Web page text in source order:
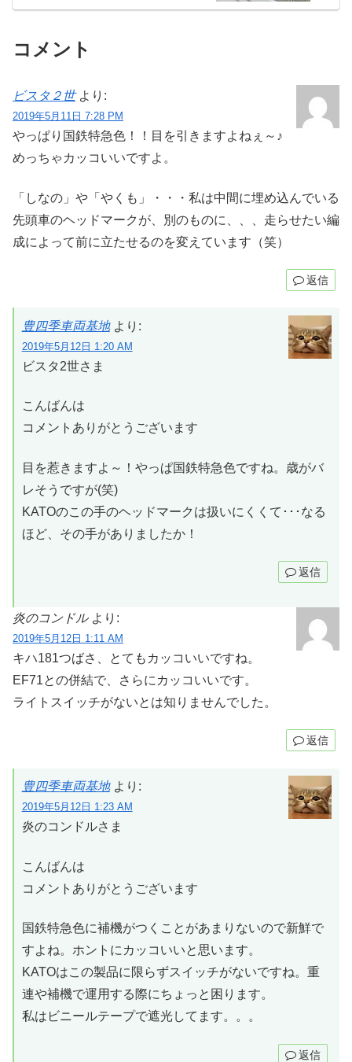
コメント
ビスタ２世 より:
2019年5月11日 7:28 PM
やっぱり国鉄特急色！！目を引きますよねぇ～♪
めっちゃカッコいいですよ。
「しなの」や「やくも」・・・私は中間に埋め込んでいる
先頭車のヘッドマークが、別のものに、、、走らせたい編
成によって前に立たせるのを変えています（笑）
返信
豊四季車両基地 より:
2019年5月12日 1:20 AM
ビスタ2世さま
こんばんは
コメントありがとうございます
目を惹きますよ～！やっぱ国鉄特急色ですね。歳がバ
レそうですが(笑)
KATOのこの手のヘッドマークは扱いにくくて･･･なる
ほど、その手がありましたか！
返信
炎のコンドル より:
2019年5月12日 1:11 AM
キハ181つばさ、とてもカッコいいですね。
EF71との併結で、さらにカッコいいです。
ライトスイッチがないとは知りませんでした。
返信
豊四季車両基地 より:
2019年5月12日 1:23 AM
炎のコンドルさま
こんばんは
コメントありがとうございます
国鉄特急色に補機がつくことがあまりないので新鮮で
すよね。ホントにカッコいいと思います。
KATOはこの製品に限らずスイッチがないですね。重
連や補機で運用する際にちょっと困ります。
私はビニールテープで遮光してます。。。
返信